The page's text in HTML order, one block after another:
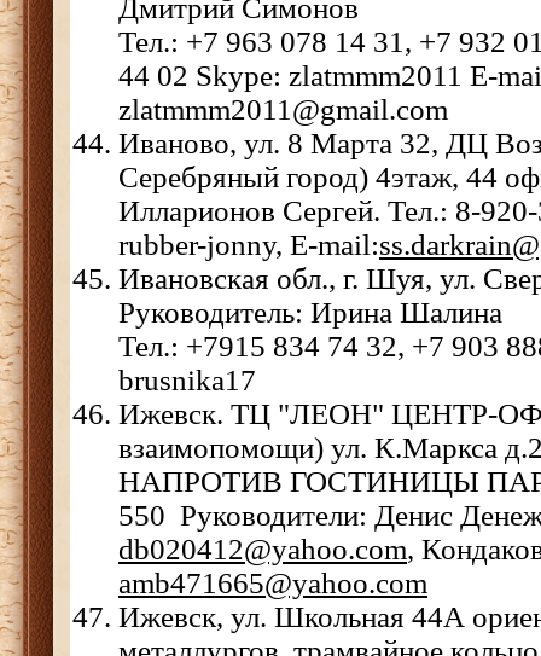
Дмитрий Симонов
Тел.: +7 963 078 14 31, +7 932
44 02 Skype: zlatmmm2011 E-
zlatmmm2011@gmail.com
Иваново, ул. 8 Марта 32, ДЦ
Серебряный город) 4этаж, 44
Илларионов Сергей. Тел.: 8-
rubber-jonny, E-mail:
Ивановская обл., г. Шуя, ул.
Руководитель: Ирина Шалина
Тел.: +7915 834 74 32, +7 903
brusnika17
Ижевск. ТЦ "ЛЕОН" ЦЕНТР-
взаимопомощи) ул. К.Маркса
НАПРОТИВ ГОСТИНИЦЫ
550 Руководители: Денис
db020412@yahoo.com,
amb471665@yahoo.com
Ижевск, ул. Школьная 44А